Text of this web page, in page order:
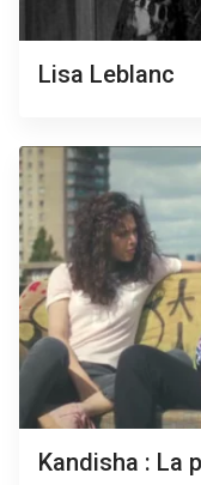
Lisa Leblanc
Kandisha : La